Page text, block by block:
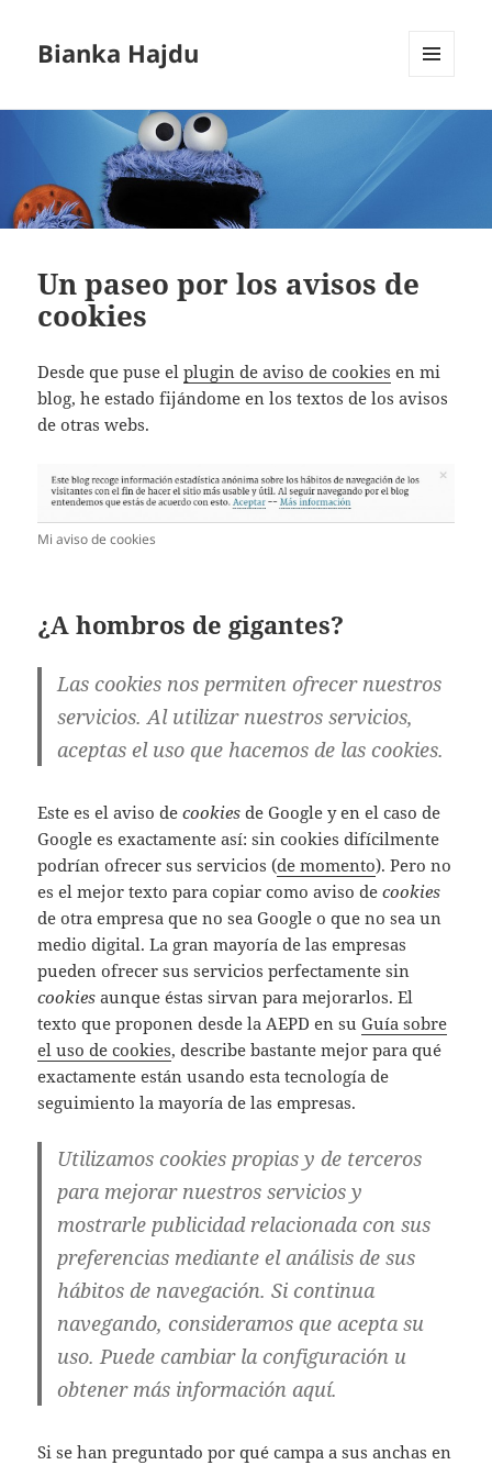
Bianka Hajdu
WIDGETS
Un paseo por los avisos de
cookies
Desde que puse elplugin de aviso de cookies en mi
blog, he estado fijándome en los textos de los avisos
de otras webs.
Mi aviso de cookies
¿A hombros de gigantes?
Las cookies nos permiten ofrecer nuestros
servicios. Al utilizar nuestros servicios,
aceptas el uso que hacemos de las cookies.
Este es el aviso decookies de Google y en el caso de
Google es exactamente así: sin cookies difícilmente
podrían ofrecer sus servicios (de momento). Pero no
es el mejor texto para copiar como aviso decookies
de otra empresa que no sea Google o que no sea un
medio digital. La gran mayoría de las empresas
pueden ofrecer sus servicios perfectamente sin
cookies aunque éstas sirvan para mejorarlos. El
texto que proponen desde la AEPD en suGuía sobre
el uso de cookies, describe bastante mejor para qué
exactamente están usando esta tecnología de
seguimiento la mayoría de las empresas.
Utilizamos cookies propias y de terceros
para mejorar nuestros servicios y
mostrarle publicidad relacionada con sus
preferencias mediante el análisis de sus
hábitos de navegación. Si continua
navegando, consideramos que acepta su
uso. Puede cambiar la configuración u
obtener más información aquí.
Si se han preguntado por qué campa a sus anchas en